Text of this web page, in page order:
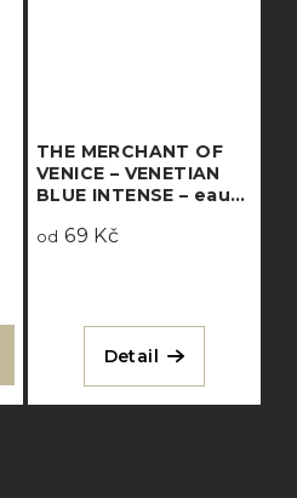
THE MERCHANT OF
VENICE – VENETIAN
BLUE INTENSE – eau
concentrée
od 69 Kč
Detail